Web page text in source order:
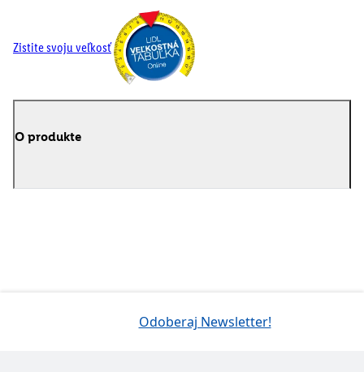
Zistite svoju veľkosť
O produkte
Odoberaj Newsletter!